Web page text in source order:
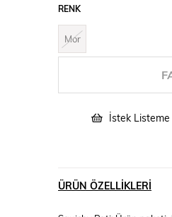
RENK
Mor
İstek Listeme
ÜRÜN ÖZELLIKLERI